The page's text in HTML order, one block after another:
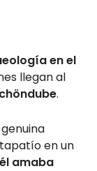
en el
llegan al
.
en un
él amaba